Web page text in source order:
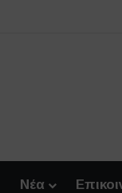
Νέα